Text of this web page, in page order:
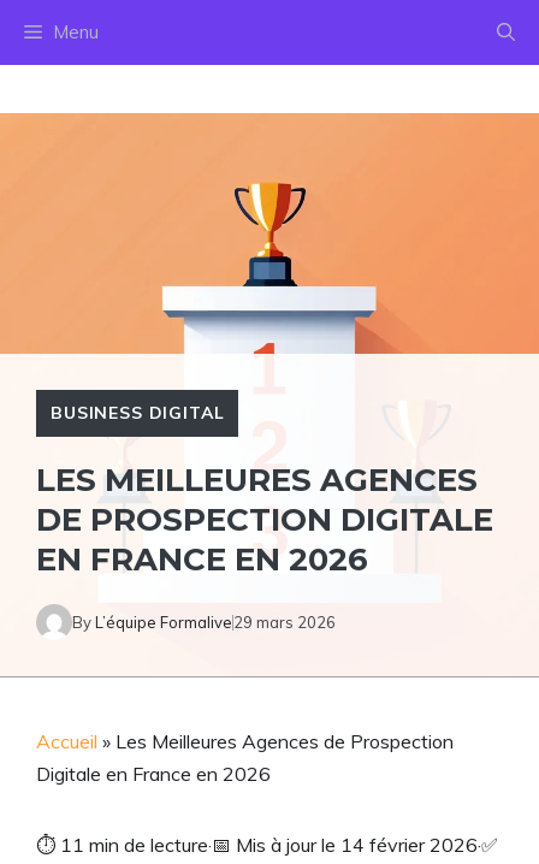
Menu
BUSINESS DIGITAL
LES MEILLEURES AGENCES
DE PROSPECTION DIGITALE
EN FRANCE EN 2026
ByL’équipe Formalive29 mars 2026
Accueil » Les Meilleures Agences de Prospection
Digitale en France en 2026
⏱ 11 min de lecture·📅 Mis à jour le 14 février 2026·✅